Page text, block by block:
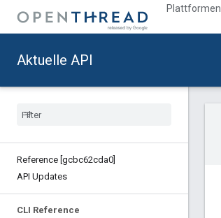
Plattformen
Aktuelle API
Reference [gcbc62cda0]
API Updates
CLI Reference